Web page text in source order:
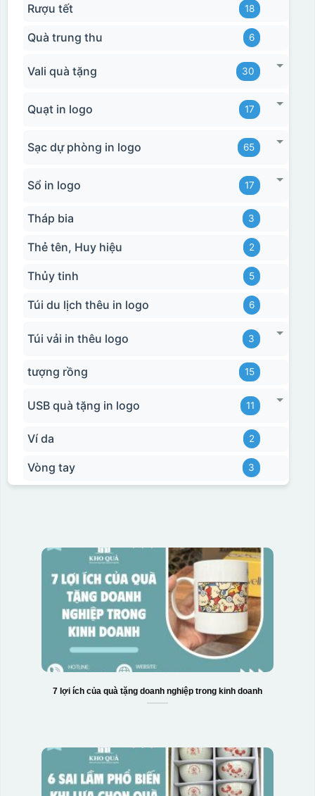
Rượu tết 18
Quà trung thu 6
Vali quà tặng 30
Quạt in logo 17
Sạc dự phòng in logo 65
Sổ in logo 17
Tháp bia 3
Thẻ tên, Huy hiệu 2
Thủy tinh 5
Túi du lịch thêu in logo 6
Túi vải in thêu logo 3
tượng rồng 15
USB quà tặng in logo 11
Ví da 2
Vòng tay 3
7 lợi ích của quà tặng doanh nghiệp trong kinh doanh